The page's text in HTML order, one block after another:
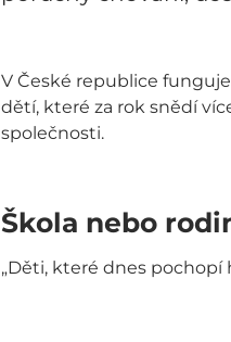
V České republice
dětí, které za rok snědí
společnosti.
Škola nebo
„Děti, které dnes